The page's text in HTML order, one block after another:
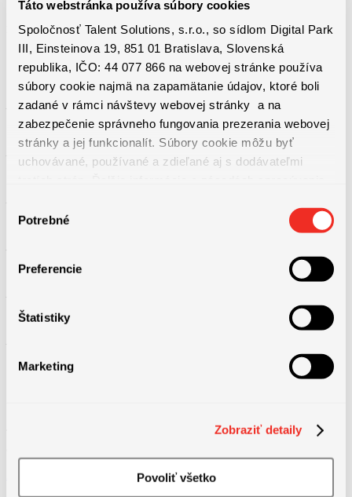
Táto webstránka používa súbory cookies
Spoločnosť Talent Solutions, s.r.o., so sídlom Digital Park
III, Einsteinova 19, 851 01 Bratislava, Slovenská
republika, IČO: 44 077 866 na webovej stránke používa
súbory cookie najmä na zapamätanie údajov, ktoré boli
zadané v rámci návštevy webovej stránky a na
zabezpečenie správneho fungovania prezerania webovej
stránky a jej funkcionalít. Súbory cookie môžu byť
uchovávané, používané a zdieľané aj s dodávateľmi
osobných údajov
súhlasu
Potrebné
Preferencie
Štatistiky
Marketing
Zobraziť detaily
Povoliť všetko
Benefity práce
– príspevok na doplnkové dôchodkové poistenie
– špeciálny program loajality – príspevok na dôchodkový účet
Táto pozícia už bola obsadená. Pozrite si prosím naše ďalšie
Zobraziť pracovné ponuky